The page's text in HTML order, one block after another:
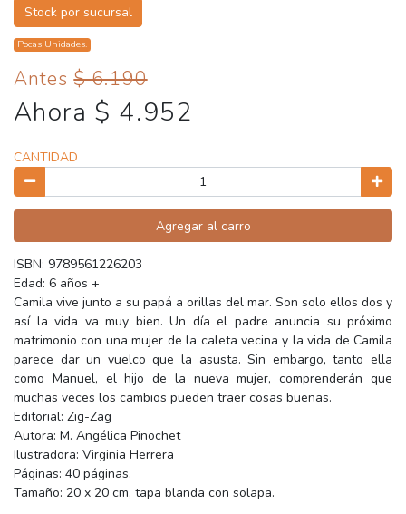
Stock por sucursal
Pocas Unidades.
Antes$ 6.190
Ahora $ 4.952
CANTIDAD
Agregar al carro
ISBN: 9789561226203
Edad: 6 años +
Camila vive junto a su papá a orillas del mar. Son solo ellos dos y
así la vida va muy bien. Un día el padre anuncia su próximo
matrimonio con una mujer de la caleta vecina y la vida de Camila
parece dar un vuelco que la asusta. Sin embargo, tanto ella
como Manuel, el hijo de la nueva mujer, comprenderán que
muchas veces los cambios pueden traer cosas buenas.
Editorial: Zig-Zag
Autora: M. Angélica Pinochet
Ilustradora: Virginia Herrera
Páginas: 40 páginas.
Tamaño: 20 x 20 cm, tapa blanda con solapa.